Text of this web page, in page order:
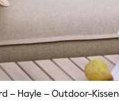
– Hayle – Outdoor-Kissen